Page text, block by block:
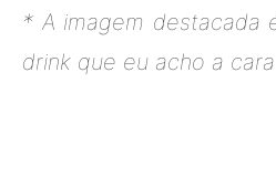
* A imagem destacada
drink que eu acho a